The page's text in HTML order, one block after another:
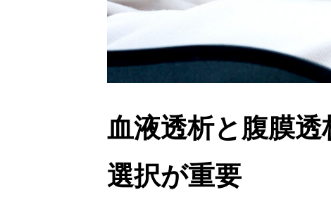
血液透析と腹膜
選択が重要